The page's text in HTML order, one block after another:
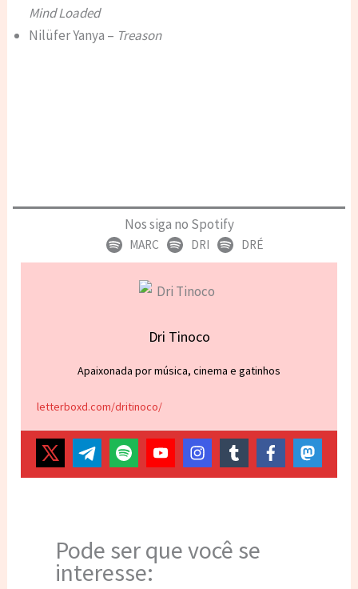
Mind Loaded
Nilüfer Yanya – Treason
Nos siga no Spotify
MARC DRI DRÉ
Dri Tinoco
Apaixonada por música, cinema e gatinhos
letterboxd.com/dritinoco/
Pode ser que você se
interesse: